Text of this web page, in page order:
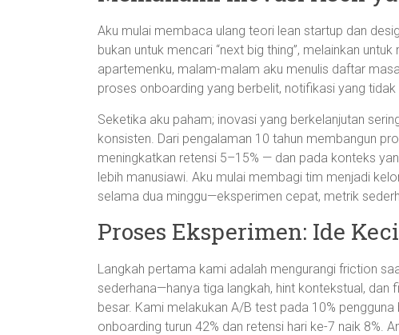
Aku mulai membaca ulang teori lean startup dan
bukan untuk mencari “next big thing”, melainkan
apartemenku, malam-malam aku menulis daftar
proses onboarding yang berbelit, notifikasi yang
Seketika aku paham; inovasi yang berkelanjutan
konsisten. Dari pengalaman 10 tahun membangun
meningkatkan retensi 5–15% — dan pada konteks
lebih manusiawi. Aku mulai membagi tim menjadi
selama dua minggu—eksperimen cepat, metrik
Proses Eksperimen: Ide
Langkah pertama kami adalah mengurangi friction
sederhana—hanya tiga langkah, hint kontekstual, dan
besar. Kami melakukan A/B test pada 10%
onboarding turun 42% dan retensi hari ke-7 naik 8%.